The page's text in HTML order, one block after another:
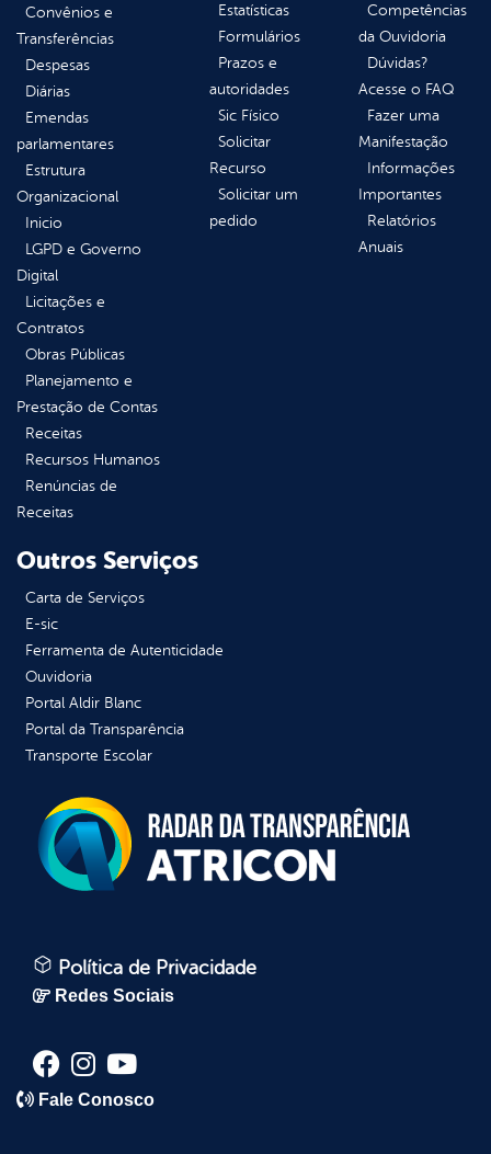
Convênios e
Transferências
Despesas
Diárias
Emendas
parlamentares
Estrutura
Organizacional
Inicio
LGPD e Governo
Digital
Licitações e
Contratos
Obras Públicas
Planejamento e
Prestação de Contas
Receitas
Recursos Humanos
Renúncias de
Receitas
Estatísticas
Formulários
Prazos e
autoridades
Sic Físico
Solicitar
Recurso
Solicitar um
pedido
Competências
da Ouvidoria
Dúvidas?
Acesse o FAQ
Fazer uma
Manifestação
Informações
Importantes
Relatórios
Anuais
Outros Serviços
Carta de Serviços
E-sic
Ferramenta de Autenticidade
Ouvidoria
Portal Aldir Blanc
Portal da Transparência
Transporte Escolar
Política de Privacidade
Redes Sociais
Fale Conosco